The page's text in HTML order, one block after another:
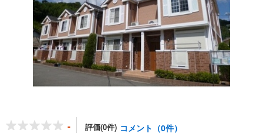
- 評価(0件) コメント（0件）